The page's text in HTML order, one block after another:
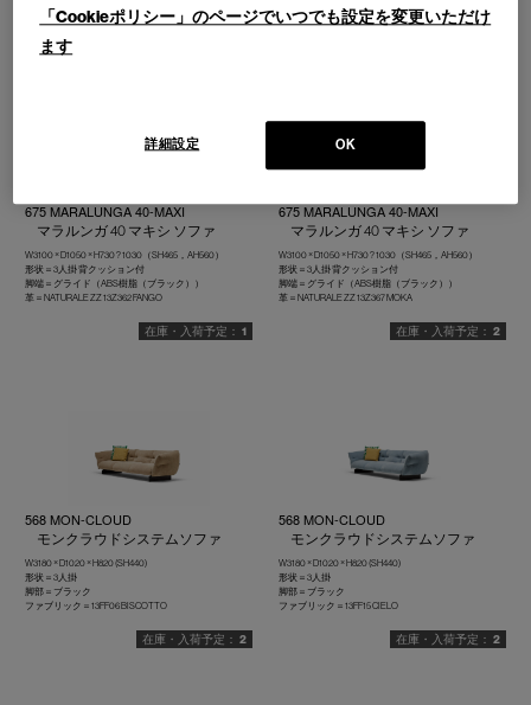
2
675 MARALUNGA 40-MAXI
マラルンガ 40 マキシ ソファ
W3100 × D1050 × H730 ? 1030（SH465，AH560）
形状＝3人掛 背クッション付
脚端＝グライド（ABS樹脂（ブラック））
革＝NATURALE ZZ 13Z362 FANGO
1
675 MARALUNGA 40-MAXI
マラルンガ 40 マキシ ソファ
W3100 × D1050 × H730 ? 1030（SH465，AH560）
形状＝3人掛 背クッション付
脚端＝グライド（ABS樹脂（ブラック））
革＝NATURALE ZZ 13Z367 MOKA
2
568 MON-CLOUD
モンクラウドシステムソファ
W3180 × D1020 × H820 (SH440)
形状＝3人掛
脚部＝ブラック
ファブリック＝13FF06 BISCOTTO
2
568 MON-CLOUD
モンクラウドシステムソファ
W3180 × D1020 × H820 (SH440)
形状＝3人掛
脚部＝ブラック
ファブリック＝13FF15 CIELO
2
「Cookieポリシー」のページでいつでも設定を変更いただけ
ます
OK
詳細設定